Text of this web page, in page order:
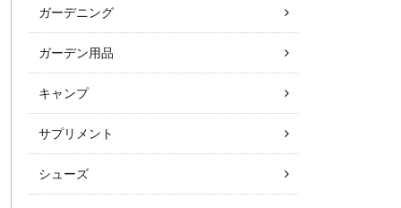
ガーデニング
ガーデン用品
キャンプ
サプリメント
シューズ